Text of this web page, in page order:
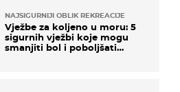
NAJSIGURNIJI OBLIK REKREACIJE
Vježbe za koljeno u moru: 5
sigurnih vježbi koje mogu
smanjiti bol i poboljšati